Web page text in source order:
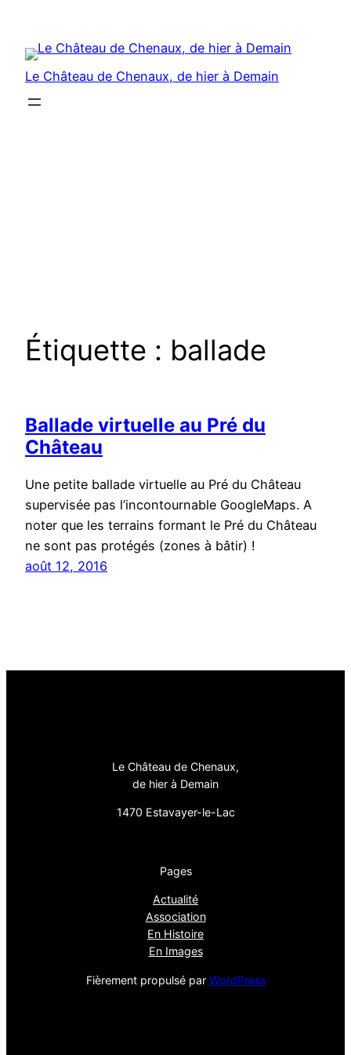
contenu
Le Château de Chenaux, de hier à Demain
Étiquette : ballade
Ballade virtuelle au Pré du
Château
Une petite ballade virtuelle au Pré du Château
supervisée pas l’incontournable GoogleMaps. A
noter que les terrains formant le Pré du Château
ne sont pas protégés (zones à bâtir) !
août 12, 2016
Le Château de Chenaux,
de hier à Demain
1470 Estavayer-le-Lac
Pages
Actualité
Association
En Histoire
En Images
Fièrement propulsé par WordPress